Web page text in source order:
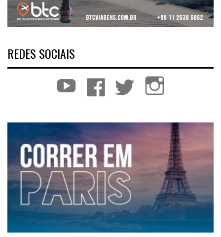
REDES SOCIAIS
YouTube Facebook Twitter